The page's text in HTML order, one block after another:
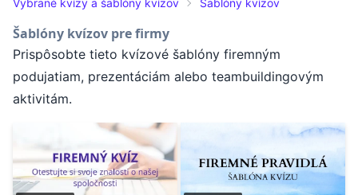
Vybrané kvízy a šablóny kvízov Šablóny kvízov
Šablóny kvízov pre firmy
Prispôsobte tieto kvízové šablóny firemným
podujatiam, prezentáciám alebo teambuildingovým
aktivitám.